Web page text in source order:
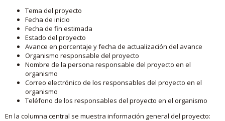
Tema del proyecto
Fecha de inicio
Fecha de fin estimada
Estado del proyecto
Avance en porcentaje y fecha de actualización del avance
Organismo responsable del proyecto
Nombre de la persona responsable del proyecto en el
organismo
Correo electrónico de los responsables del proyecto en el
organismo
Teléfono de los responsables del proyecto en el organismo
En la columna central se muestra información general del proyecto: